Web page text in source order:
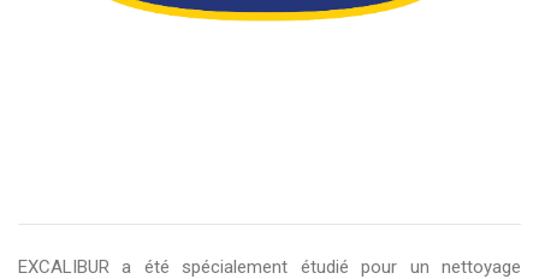
EXCALIBUR a été spécialement étudié pour un nettoyage